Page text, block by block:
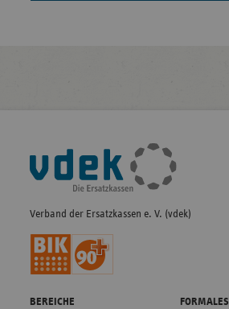
Fußleisten-
Navigation
Verband der Ersatzkassen e. V. (vdek)
BEREICHE FORMALES